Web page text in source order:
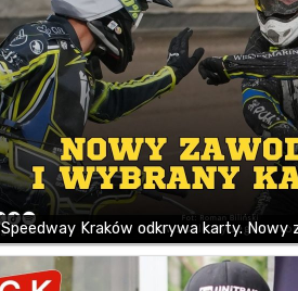
Speedway Kraków odkrywa karty. Nowy